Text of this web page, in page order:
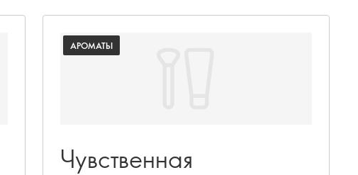
АРОМАТЫ
Чувственная